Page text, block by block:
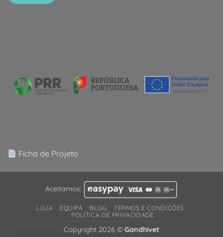
Ficha de Projeto
Aceitamos:
LOJA EQUIPA BLOG
TERMOS E CONDIÇÕES
POLÍTICA DE PRIVACIDADE
Copyright 2026 © Gandhivet